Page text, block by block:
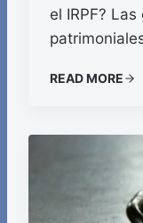
el IRPF?
READ MORE